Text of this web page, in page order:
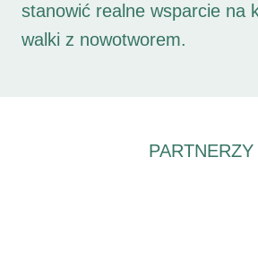
stanowić realne wsparcie na
walki z nowotworem.
PARTNERZY